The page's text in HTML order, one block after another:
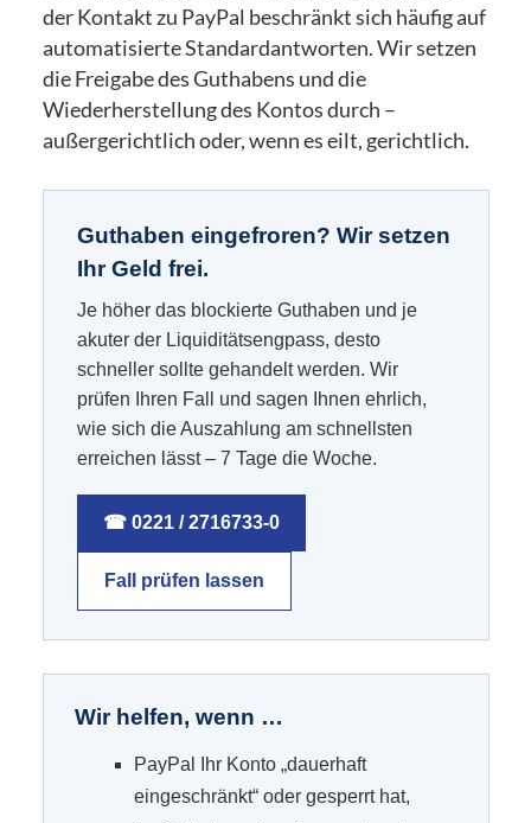
der Kontakt zu PayPal beschränkt sich häufig auf
automatisierte Standardantworten. Wir setzen
die Freigabe des Guthabens und die
Wiederherstellung des Kontos durch –
außergerichtlich oder, wenn es eilt, gerichtlich.
Guthaben eingefroren? Wir setzen
Ihr Geld frei.
Je höher das blockierte Guthaben und je
akuter der Liquiditätsengpass, desto
schneller sollte gehandelt werden. Wir
prüfen Ihren Fall und sagen Ihnen ehrlich,
wie sich die Auszahlung am schnellsten
erreichen lässt – 7 Tage die Woche.
☎ 0221 / 2716733-0
Fall prüfen lassen
Wir helfen, wenn …
PayPal Ihr Konto „dauerhaft
eingeschränkt“ oder gesperrt hat,